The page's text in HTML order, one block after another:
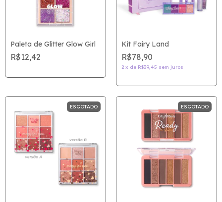
Paleta de Glitter Glow Girl
R$12,42
Kit Fairy Land
R$78,90
2 x de R$39,45 sem juros
ESGOTADO ESGOTADO